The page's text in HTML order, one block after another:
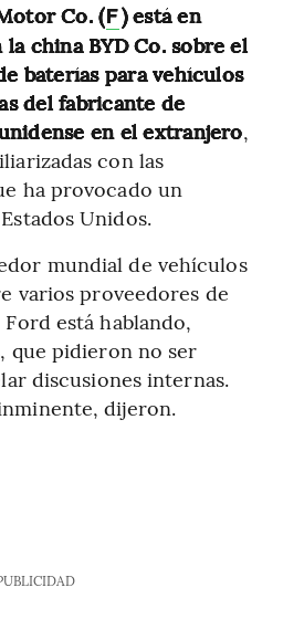
Co. (F) está en
china BYD Co. sobre el
baterías para vehículos
del fabricante de
en el extranjero,
con las
ha provocado un
Unidos.
mundial de vehículos
varios proveedores de
está hablando,
que pidieron no ser
discusiones internas.
dijeron.